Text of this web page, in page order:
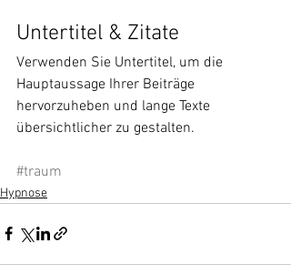
Untertitel & Zitate
Verwenden Sie Untertitel, um die
Hauptaussage Ihrer Beiträge
hervorzuheben und lange Texte
übersichtlicher zu gestalten.
#traum
Hypnose